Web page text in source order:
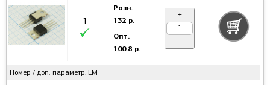
Номер / доп. параметр: LM
1
Розн.
132 р.
Опт.
100.8 р.
+
-